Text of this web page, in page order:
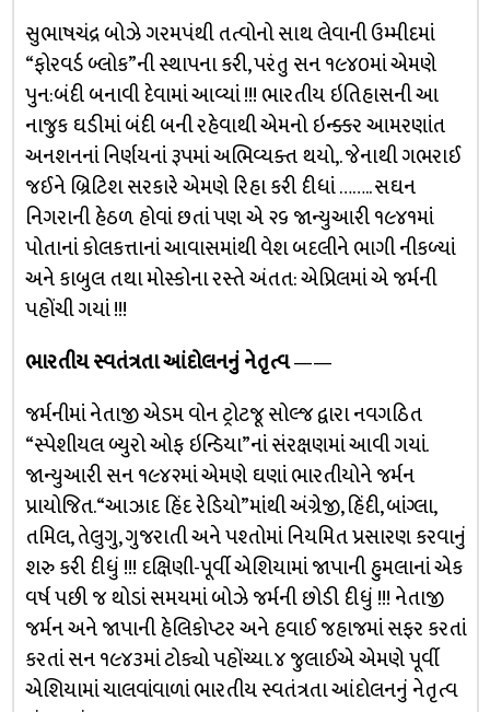
સુભાષચંદ્ર બોઝે ગરમપંથી તત્વોનો સાથ લેવાની ઉમ્મીદમાં
“ફોરવર્ડ બ્લોક”ની સ્થાપના કરી, પરંતુ સન ૧૯૪૦માં એમણે
પુન:બંદી બનાવી દેવામાં આવ્યાં !!! ભારતીય ઇતિહાસની આ
નાજુક ઘડીમાં બંદી બની રહેવાથી એમનો ઇન્ક્કર આમરણાંત
અનશનનાં નિર્ણયનાં રૂપમાં અભિવ્યક્ત થયો,. જેનાથી ગભરાઈ
જઈને બ્રિટિશ સરકારે એમણે રિહા કરી દીધાં …….. સઘન
નિગરાની હેઠળ હોવાં છતાં પણ એ ૨૬ જાન્યુઆરી ૧૯૪૧માં
પોતાનાં કોલકત્તાનાં આવાસમાંથી વેશ બદલીને ભાગી નીકળ્યાં
અને કાબુલ તથા મોસ્કોના રસ્તે અંતત: એપ્રિલમાં એ જર્મની
પહોંચી ગયાં !!!
ભારતીય સ્વતંત્રતા આંદોલનનું નેતૃત્વ——
જર્મનીમાં નેતાજી એડમ વોન ટ્રોટજૂ સોલ્જ દ્વારા નવગઠિત
“સ્પેશીયલ બ્યુરો ઓફ ઇન્ડિયા”નાં સંરક્ષણમાં આવી ગયાં.
જાન્યુઆરી સન ૧૯૪૨માં એમણે ઘણાં ભારતીયોને જર્મન
પ્રાયોજિત. “આઝાદ હિંદ રેડિયો”માંથી અંગ્રેજી, હિંદી, બાંગ્લા,
તમિલ, તેલુગુ, ગુજરાતી અને પશ્તોમાં નિયમિત પ્રસારણ કરવાનું
શરુ કરી દીધું !!! દક્ષિણી-પૂર્વી એશિયામાં જાપાની હુમલાનાં એક
વર્ષ પછી જ થોડાં સમયમાં બોઝે જર્મની છોડી દીધું !!! નેતાજી
જર્મન અને જાપાની હેલિકોપ્ટર અને હવાઈ જહાજમાં સફર કરતાં
કરતાં સન ૧૯૪૩માં ટોક્યો પહોંચ્યા. ૪ જુલાઈએ એમણે પૂર્વી
એશિયામાં ચાલવાંવાળાં ભારતીય સ્વતંત્રતા આંદોલનનું નેતૃત્વ